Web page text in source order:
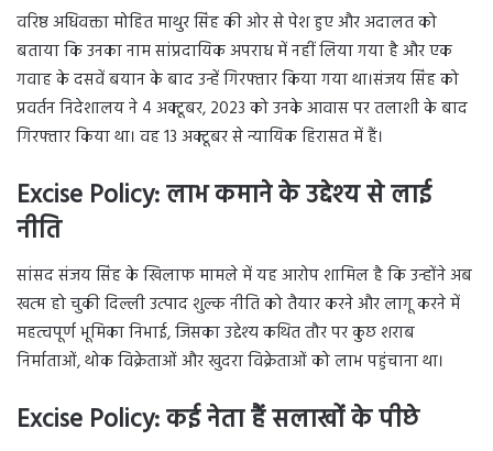
वरिष्ठ अधिवक्ता मोहित माथुर सिंह की ओर से पेश हुए और अदालत को
बताया कि उनका नाम सांप्रदायिक अपराध में नहीं लिया गया है और एक
गवाह के दसवें बयान के बाद उन्हें गिरफ्तार किया गया था।संजय सिंह को
प्रवर्तन निदेशालय ने 4 अक्टूबर, 2023 को उनके आवास पर तलाशी के बाद
गिरफ्तार किया था। वह 13 अक्टूबर से न्यायिक हिरासत में हैं।
Excise Policy:लाभ कमाने के उद्देश्य से लाई
नीति
सांसद संजय सिंह के खिलाफ मामले में यह आरोप शामिल है कि उन्होंने अब
खत्म हो चुकी दिल्ली उत्पाद शुल्क नीति को तैयार करने और लागू करने में
महत्वपूर्ण भूमिका निभाई, जिसका उद्देश्य कथित तौर पर कुछ शराब
निर्माताओं, थोक विक्रेताओं और खुदरा विक्रेताओं को लाभ पहुंचाना था।
Excise Policy:कई नेता हैं सलाखों के पीछे